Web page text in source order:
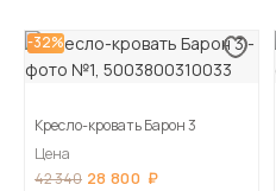
-32%
Кресло-кровать Барон 3
Цена
42 340 28 800